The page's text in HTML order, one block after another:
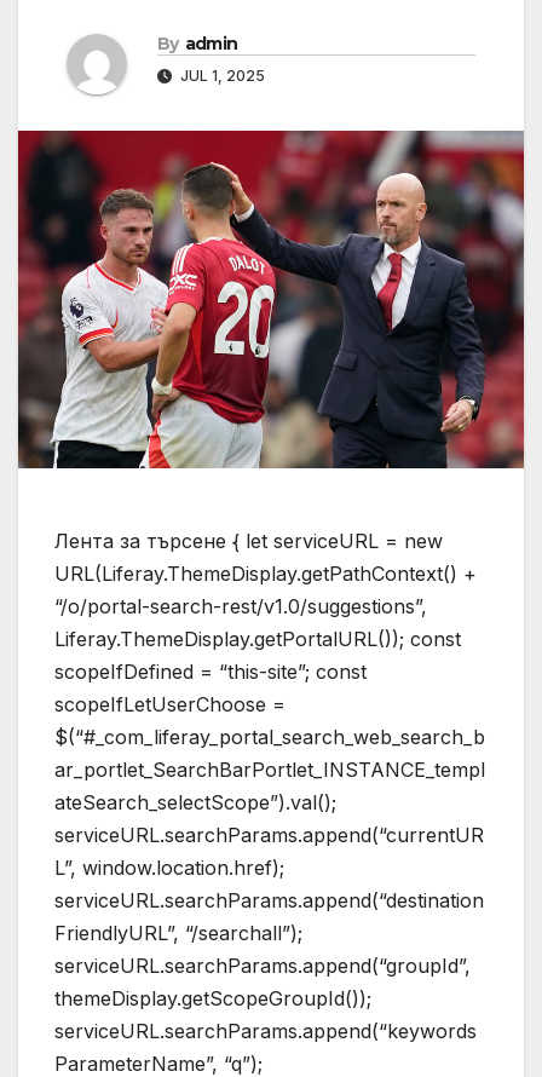
By admin
JUL 1, 2025
Лента за търсене { let serviceURL = new
URL(Liferay.ThemeDisplay.getPathContext() +
“/o/portal-search-rest/v1.0/suggestions”,
Liferay.ThemeDisplay.getPortalURL()); const
scopeIfDefined = “this-site”; const
scopeIfLetUserChoose =
$(“#_com_liferay_portal_search_web_search_b
ar_portlet_SearchBarPortlet_INSTANCE_templ
ateSearch_selectScope”).val();
serviceURL.searchParams.append(“currentUR
L”, window.location.href);
serviceURL.searchParams.append(“destination
FriendlyURL”, “/searchall”);
serviceURL.searchParams.append(“groupId”,
themeDisplay.getScopeGroupId());
serviceURL.searchParams.append(“keywords
ParameterName”, “q”);